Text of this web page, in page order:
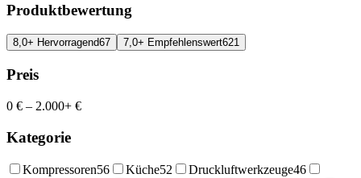
Produktbewertung
8,0+ Hervorragend67 7,0+ Empfehlenswert621
Preis
0 € – 2.000+ €
Kategorie
Kompressoren56 Küche52 Druckluftwerkzeuge46